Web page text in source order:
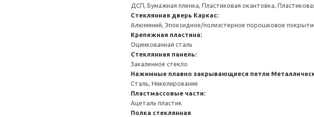
ДСП, Бумажная пленка, Пластиковая окантовка,
Стеклянная дверь Каркас:
Алюминий, Эпоксидное/полиэстерное порошковое
Крепежная пластина:
Оцинкованная сталь
Стеклянная панель:
Закаленное стекло
Нажимные плавно закрывающиеся петли
Сталь, Никелирование
Пластмассовые части:
Ацеталь пластик
Полка стеклянная